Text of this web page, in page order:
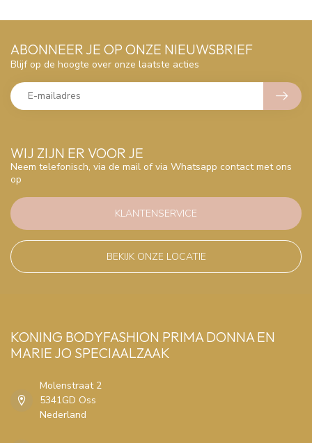
WIJ ZIJN ER VOOR JE
Neem telefonisch, via de mail of via Whatsapp contact met ons
op
KLANTENSERVICE
BEKIJK ONZE LOCATIE
ABONNEER JE OP ONZE NIEUWSBRIEF
Blijf op de hoogte over onze laatste acties
KONING BODYFASHION PRIMA DONNA EN
MARIE JO SPECIAALZAAK
Molenstraat 2
5341GD Oss
Nederland